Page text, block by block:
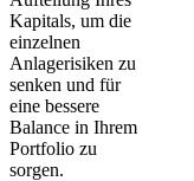
Kapitals, um die
einzelnen
Anlagerisiken zu
senken und für
eine bessere
Balance in Ihrem
Portfolio zu
sorgen.